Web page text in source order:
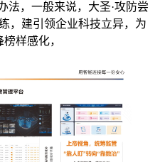
法，一般来说，大圣·攻防尝
，建引领企业科技立异，为
样感化，